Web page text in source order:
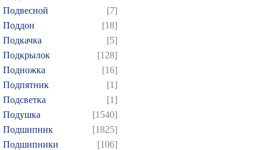
Подвесной
[7]
Поддон
[18]
Подкачка
[5]
Подкрылок
[128]
Подножка
[16]
Подпятник
[1]
Подсветка
[1]
Подушка
[1540]
Подшипник
[1825]
Подшипники
[106]